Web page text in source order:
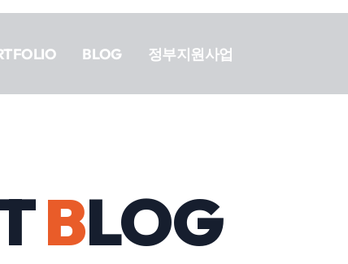
BLOG 정부지원사업
BLOG